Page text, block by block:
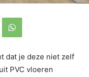
dat je deze niet zelf
PVC vloeren